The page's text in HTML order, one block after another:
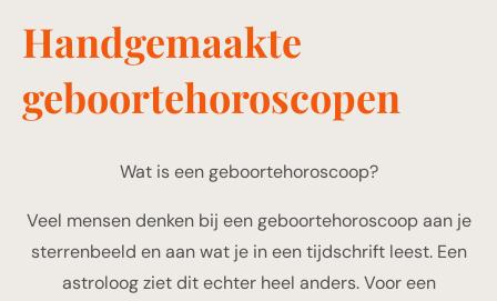
Handgemaakte
geboortehoroscopen
Wat is een geboortehoroscoop?
Veel mensen denken bij een geboortehoroscoop aan je
sterrenbeeld en aan wat je in een tijdschrift leest. Een
astroloog ziet dit echter heel anders. Voor een